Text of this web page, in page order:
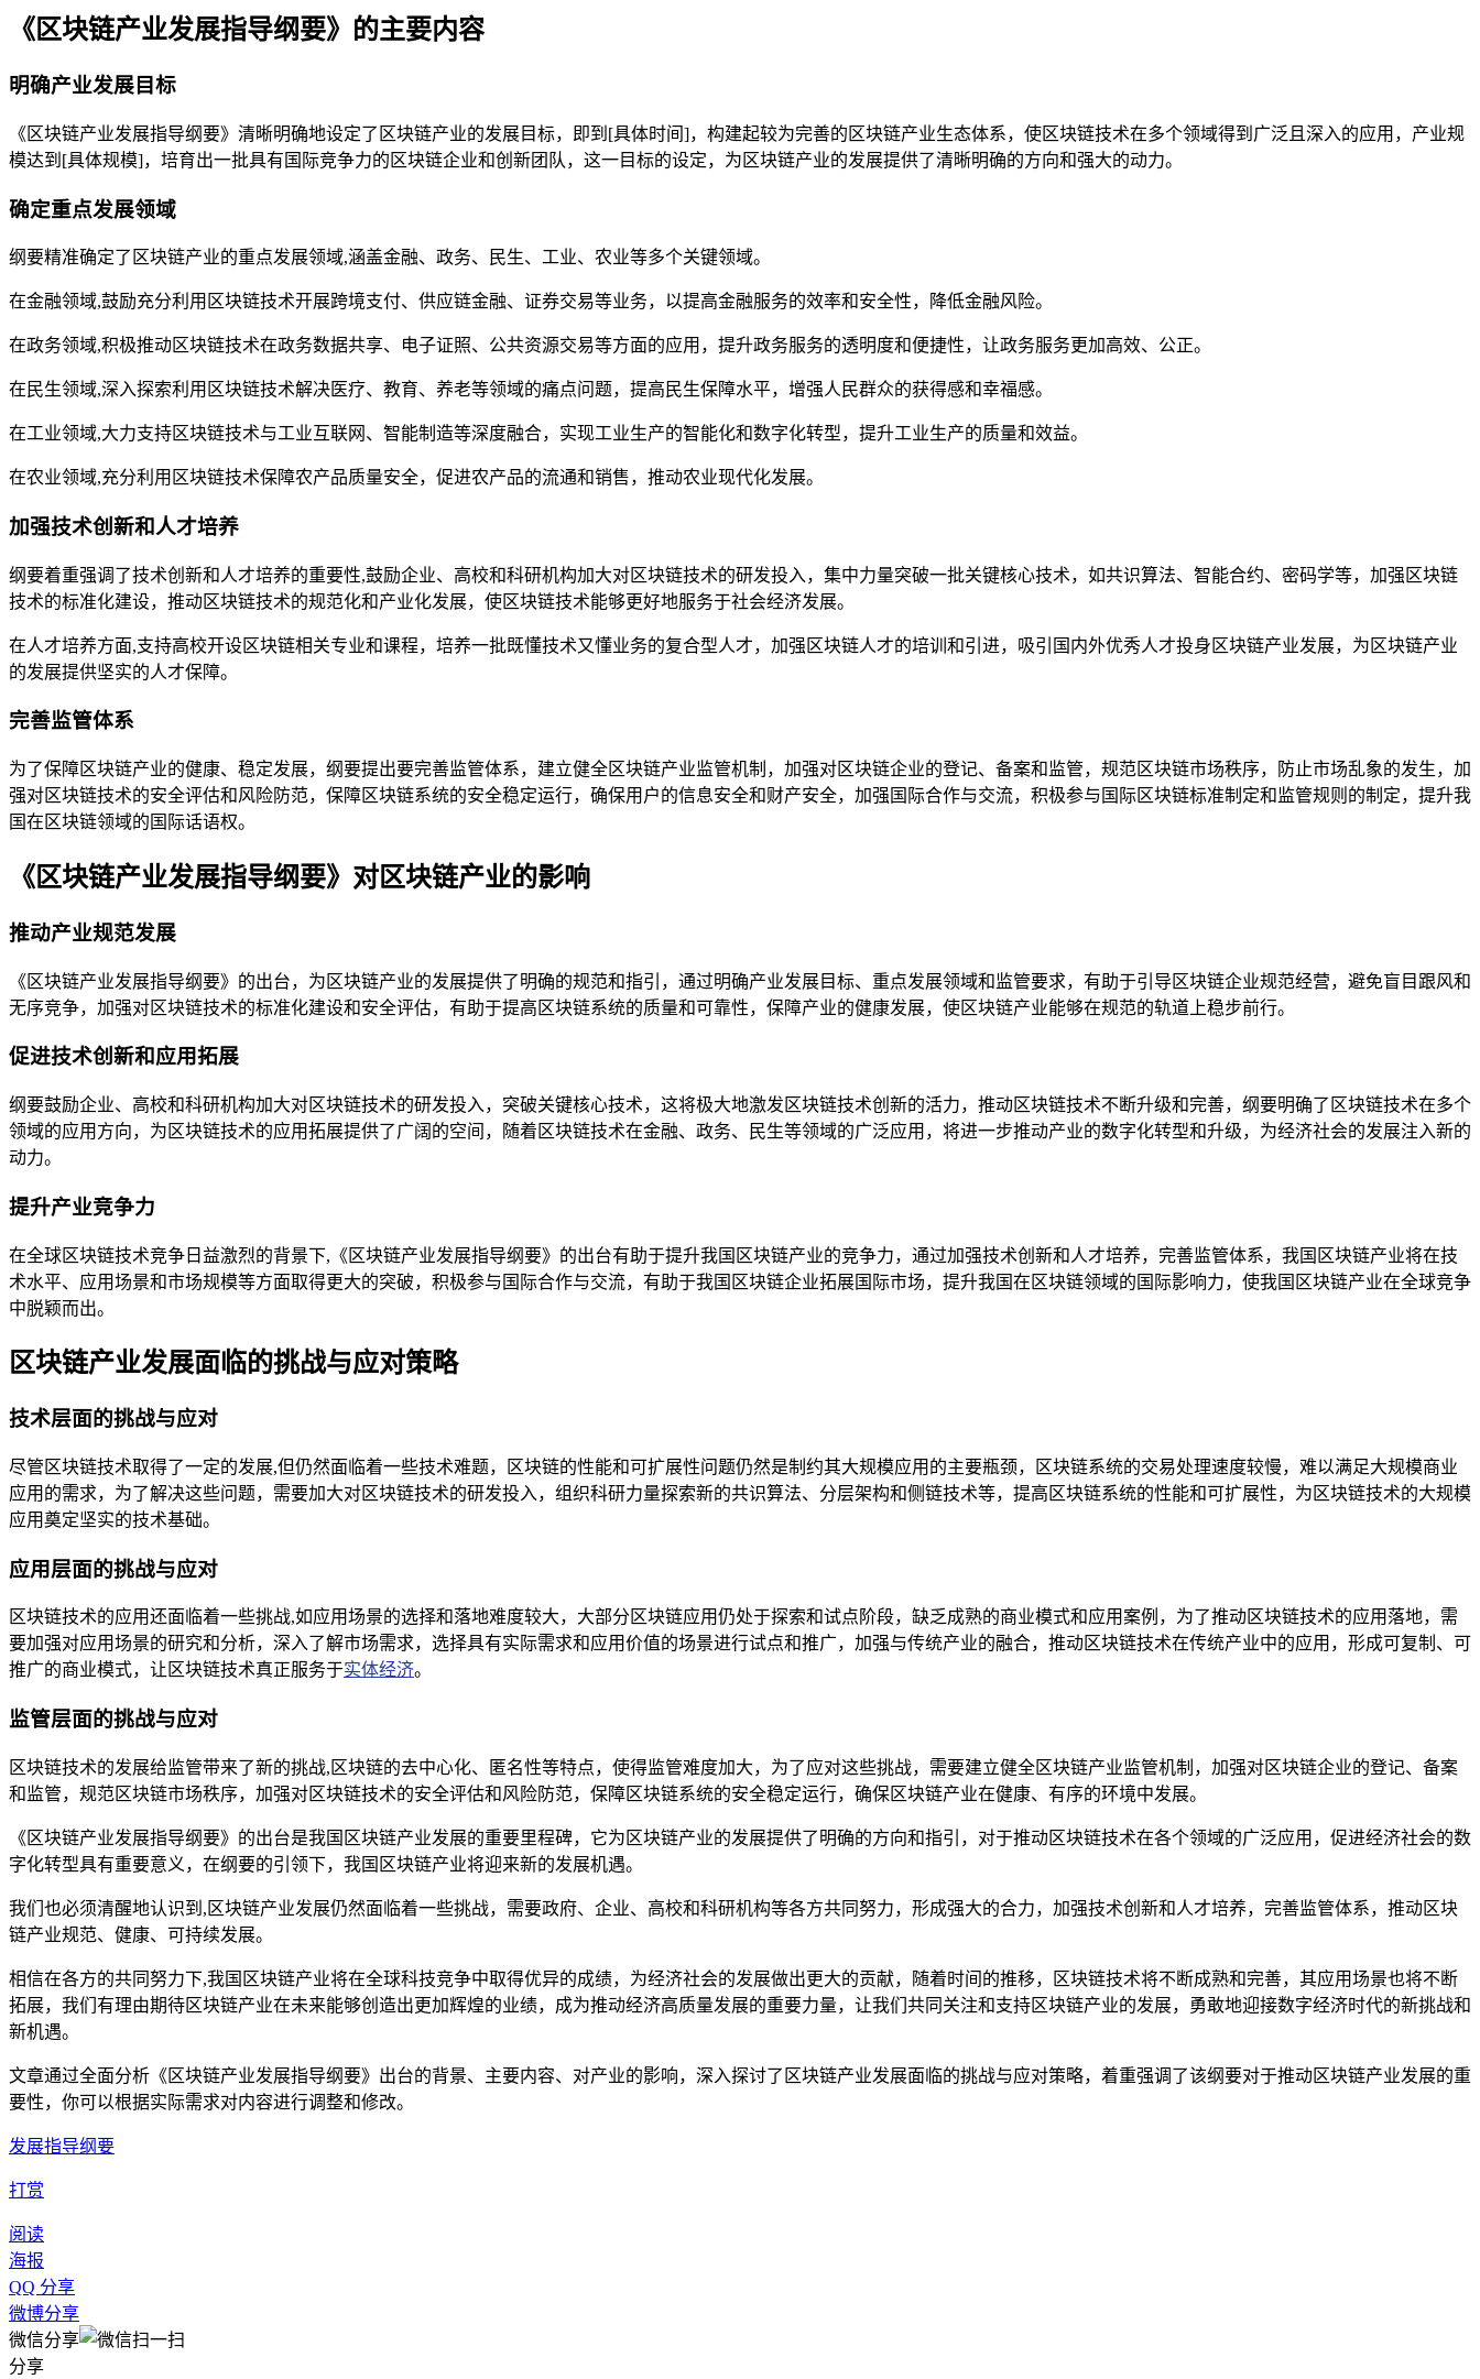
《区块链产业发展指导纲要》的主要内容
明确产业发展目标
《区块链产业发展指导纲要》清晰明确地设定了区块链产业的发展目标，即到[具体时间]，构建起较为完善的区块链产业生态体系，使区块链技术在多个领域得到广泛且深入的应用，产业规
模达到[具体规模]，培育出一批具有国际竞争力的区块链企业和创新团队，这一目标的设定，为区块链产业的发展提供了清晰明确的方向和强大的动力。
确定重点发展领域
纲要精准确定了区块链产业的重点发展领域,涵盖金融、政务、民生、工业、农业等多个关键领域。
在金融领域,鼓励充分利用区块链技术开展跨境支付、供应链金融、证券交易等业务，以提高金融服务的效率和安全性，降低金融风险。
在政务领域,积极推动区块链技术在政务数据共享、电子证照、公共资源交易等方面的应用，提升政务服务的透明度和便捷性，让政务服务更加高效、公正。
在民生领域,深入探索利用区块链技术解决医疗、教育、养老等领域的痛点问题，提高民生保障水平，增强人民群众的获得感和幸福感。
在工业领域,大力支持区块链技术与工业互联网、智能制造等深度融合，实现工业生产的智能化和数字化转型，提升工业生产的质量和效益。
在农业领域,充分利用区块链技术保障农产品质量安全，促进农产品的流通和销售，推动农业现代化发展。
加强技术创新和人才培养
纲要着重强调了技术创新和人才培养的重要性,鼓励企业、高校和科研机构加大对区块链技术的研发投入，集中力量突破一批关键核心技术，如共识算法、智能合约、密码学等，加强区块链
技术的标准化建设，推动区块链技术的规范化和产业化发展，使区块链技术能够更好地服务于社会经济发展。
在人才培养方面,支持高校开设区块链相关专业和课程，培养一批既懂技术又懂业务的复合型人才，加强区块链人才的培训和引进，吸引国内外优秀人才投身区块链产业发展，为区块链产业
的发展提供坚实的人才保障。
完善监管体系
为了保障区块链产业的健康、稳定发展，纲要提出要完善监管体系，建立健全区块链产业监管机制，加强对区块链企业的登记、备案和监管，规范区块链市场秩序，防止市场乱象的发生，加
强对区块链技术的安全评估和风险防范，保障区块链系统的安全稳定运行，确保用户的信息安全和财产安全，加强国际合作与交流，积极参与国际区块链标准制定和监管规则的制定，提升我
国在区块链领域的国际话语权。
《区块链产业发展指导纲要》对区块链产业的影响
推动产业规范发展
《区块链产业发展指导纲要》的出台，为区块链产业的发展提供了明确的规范和指引，通过明确产业发展目标、重点发展领域和监管要求，有助于引导区块链企业规范经营，避免盲目跟风和
无序竞争，加强对区块链技术的标准化建设和安全评估，有助于提高区块链系统的质量和可靠性，保障产业的健康发展，使区块链产业能够在规范的轨道上稳步前行。
促进技术创新和应用拓展
纲要鼓励企业、高校和科研机构加大对区块链技术的研发投入，突破关键核心技术，这将极大地激发区块链技术创新的活力，推动区块链技术不断升级和完善，纲要明确了区块链技术在多个
领域的应用方向，为区块链技术的应用拓展提供了广阔的空间，随着区块链技术在金融、政务、民生等领域的广泛应用，将进一步推动产业的数字化转型和升级，为经济社会的发展注入新的
动力。
提升产业竞争力
在全球区块链技术竞争日益激烈的背景下,《区块链产业发展指导纲要》的出台有助于提升我国区块链产业的竞争力，通过加强技术创新和人才培养，完善监管体系，我国区块链产业将在技
术水平、应用场景和市场规模等方面取得更大的突破，积极参与国际合作与交流，有助于我国区块链企业拓展国际市场，提升我国在区块链领域的国际影响力，使我国区块链产业在全球竞争
中脱颖而出。
区块链产业发展面临的挑战与应对策略
技术层面的挑战与应对
尽管区块链技术取得了一定的发展,但仍然面临着一些技术难题，区块链的性能和可扩展性问题仍然是制约其大规模应用的主要瓶颈，区块链系统的交易处理速度较慢，难以满足大规模商业
应用的需求，为了解决这些问题，需要加大对区块链技术的研发投入，组织科研力量探索新的共识算法、分层架构和侧链技术等，提高区块链系统的性能和可扩展性，为区块链技术的大规模
应用奠定坚实的技术基础。
应用层面的挑战与应对
区块链技术的应用还面临着一些挑战,如应用场景的选择和落地难度较大，大部分区块链应用仍处于探索和试点阶段，缺乏成熟的商业模式和应用案例，为了推动区块链技术的应用落地，需
要加强对应用场景的研究和分析，深入了解市场需求，选择具有实际需求和应用价值的场景进行试点和推广，加强与传统产业的融合，推动区块链技术在传统产业中的应用，形成可复制、可
推广的商业模式，让区块链技术真正服务于实体经济。
监管层面的挑战与应对
区块链技术的发展给监管带来了新的挑战,区块链的去中心化、匿名性等特点，使得监管难度加大，为了应对这些挑战，需要建立健全区块链产业监管机制，加强对区块链企业的登记、备案
和监管，规范区块链市场秩序，加强对区块链技术的安全评估和风险防范，保障区块链系统的安全稳定运行，确保区块链产业在健康、有序的环境中发展。
《区块链产业发展指导纲要》的出台是我国区块链产业发展的重要里程碑，它为区块链产业的发展提供了明确的方向和指引，对于推动区块链技术在各个领域的广泛应用，促进经济社会的数
字化转型具有重要意义，在纲要的引领下，我国区块链产业将迎来新的发展机遇。
我们也必须清醒地认识到,区块链产业发展仍然面临着一些挑战，需要政府、企业、高校和科研机构等各方共同努力，形成强大的合力，加强技术创新和人才培养，完善监管体系，推动区块
链产业规范、健康、可持续发展。
相信在各方的共同努力下,我国区块链产业将在全球科技竞争中取得优异的成绩，为经济社会的发展做出更大的贡献，随着时间的推移，区块链技术将不断成熟和完善，其应用场景也将不断
拓展，我们有理由期待区块链产业在未来能够创造出更加辉煌的业绩，成为推动经济高质量发展的重要力量，让我们共同关注和支持区块链产业的发展，勇敢地迎接数字经济时代的新挑战和
新机遇。
文章通过全面分析《区块链产业发展指导纲要》出台的背景、主要内容、对产业的影响，深入探讨了区块链产业发展面临的挑战与应对策略，着重强调了该纲要对于推动区块链产业发展的重
要性，你可以根据实际需求对内容进行调整和修改。
发展指导纲要
打赏
阅读
海报
QQ 分享
微博分享
微信分享
分享